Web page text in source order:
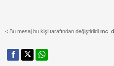
< Bu mesaj bu kişi tarafından değiştirildi